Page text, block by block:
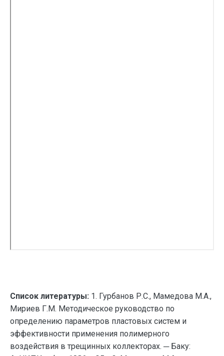
Список литературы: 1. Гурбанов Р.С., Мамедова М.А.,
Мириев Г.М. Методическое руководство по
определению параметров пластовых систем и
эффективности применения полимерного
воздействия в трещинных коллекторах. ─ Баку: